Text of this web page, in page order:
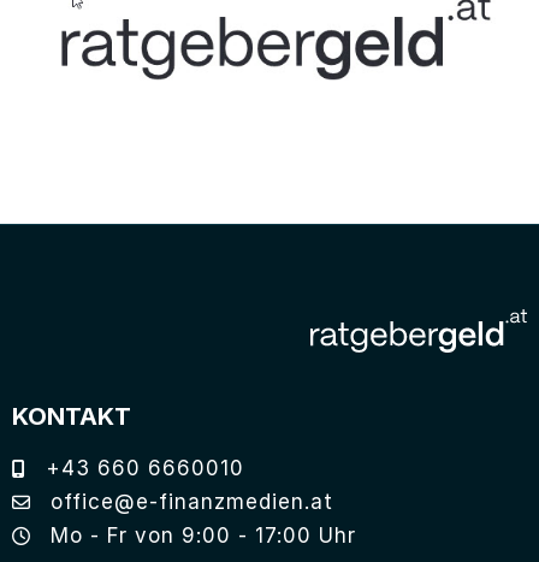
KONTAKT
+43 660 6660010
office@e-finanzmedien.at
Mo - Fr von 9:00 - 17:00 Uhr